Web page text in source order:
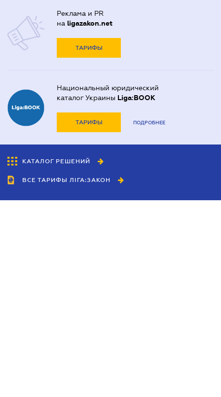
Реклама и PR
на ligazakon.net
ТАРИФЫ
Национальный юридический
каталог Украины Liga:BOOK
ТАРИФЫ ПОДРОБНЕЕ
КАТАЛОГ РЕШЕНИЙ
ВСЕ ТАРИФЫ ЛІГА:ЗАКОН